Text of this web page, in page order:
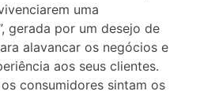
uma
gerada por um desejo de
alavancar os negócios e
aos seus clientes.
consumidores sintam os